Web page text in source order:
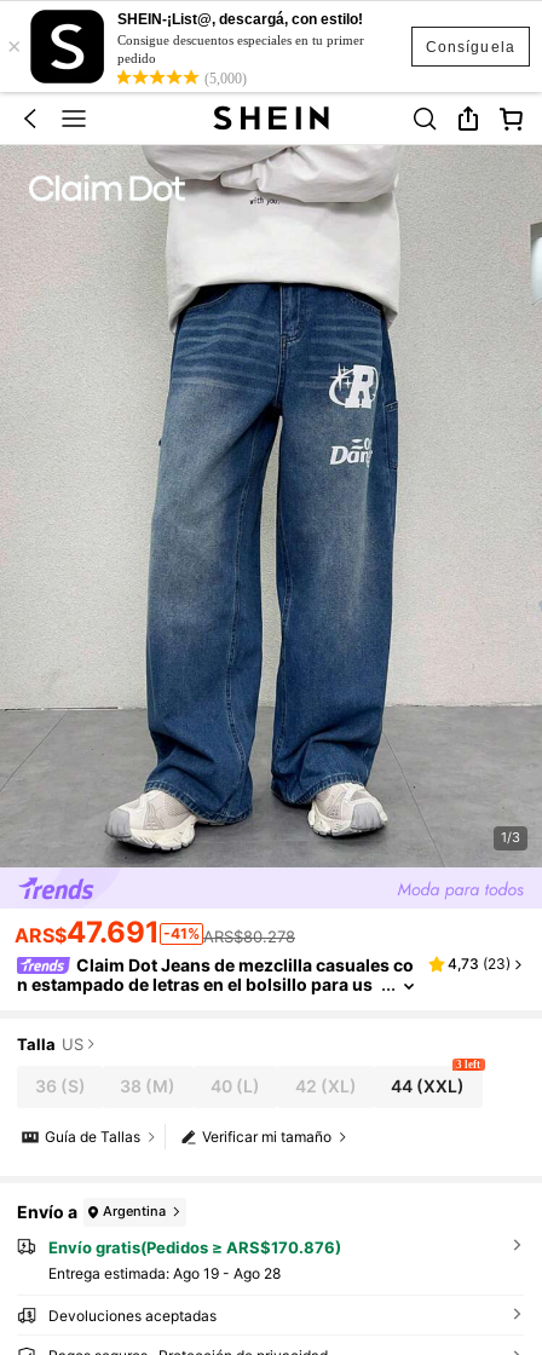
Consíguela
×
SHEIN-¡List@, descargá, con estilo!
Consigue descuentos especiales en tu primer
pedido
(5,000)
1/3
ARS$47.691 -41% ARS$80.278
Claim Dot Jeans de mezclilla casuales co
n estampado de letras en el bolsillo para us
4,73 (23)
Talla US
36 (S) 38 (M) 40(L) 42 (XL) 44 (XXL)
3 left
Verificar mi tamaño
Guía de Tallas
Envío a Argentina
Envío gratis(Pedidos ≥ ARS$170.876)
Entrega estimada: Ago 19 - Ago 28
Devoluciones aceptadas